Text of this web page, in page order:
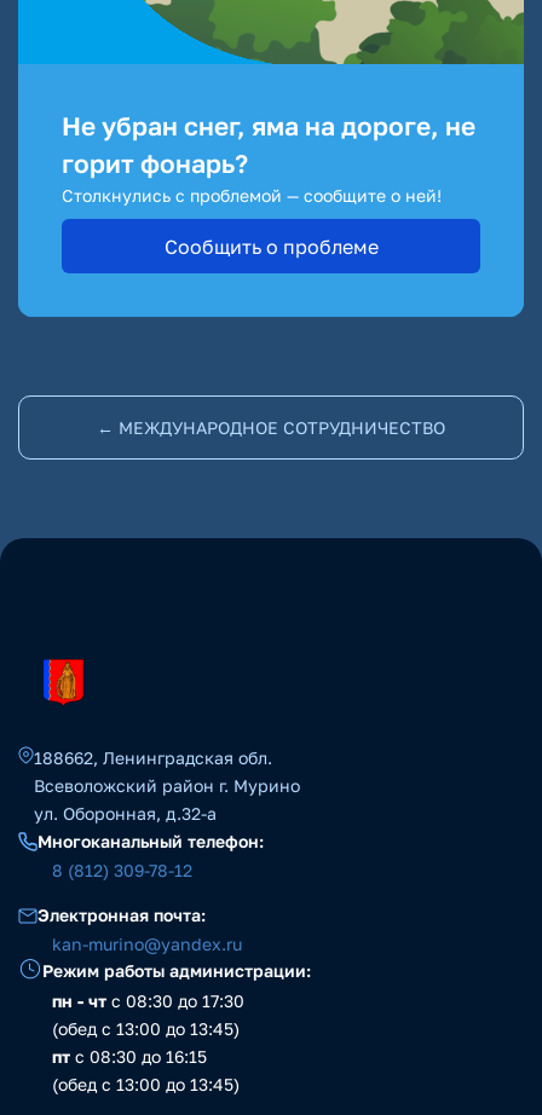
Не убран снег, яма на дороге, не
горит фонарь?
Столкнулись с проблемой — сообщите о ней!
Сообщить о проблеме
← МЕЖДУНАРОДНОЕ СОТРУДНИЧЕСТВО
188662, Ленинградская обл.
Всеволожский район г. Мурино
ул. Оборонная, д.32-а
Многоканальный телефон:
8 (812) 309-78-12
Электронная почта:
kan-murino@yandex.ru
Режим работы администрации:
пн - чт с 08:30 до 17:30
(обед с 13:00 до 13:45)
пт с 08:30 до 16:15
(обед с 13:00 до 13:45)